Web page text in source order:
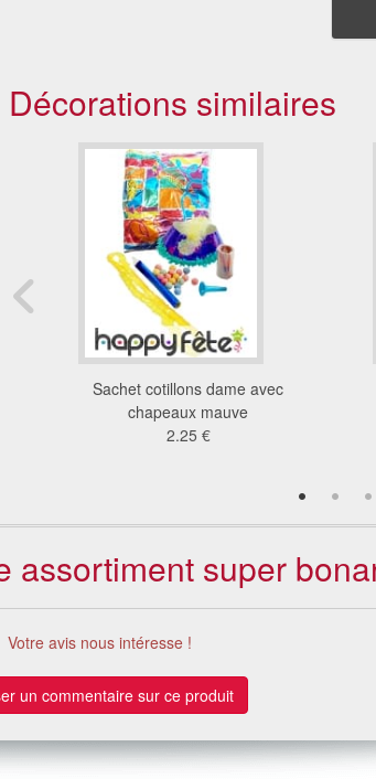
Décorations similaires
Sachet cotillons dame avec
chapeaux mauve
2.25 €
assortiment super
Votre avis nous intéresse !
un commentaire sur ce produit